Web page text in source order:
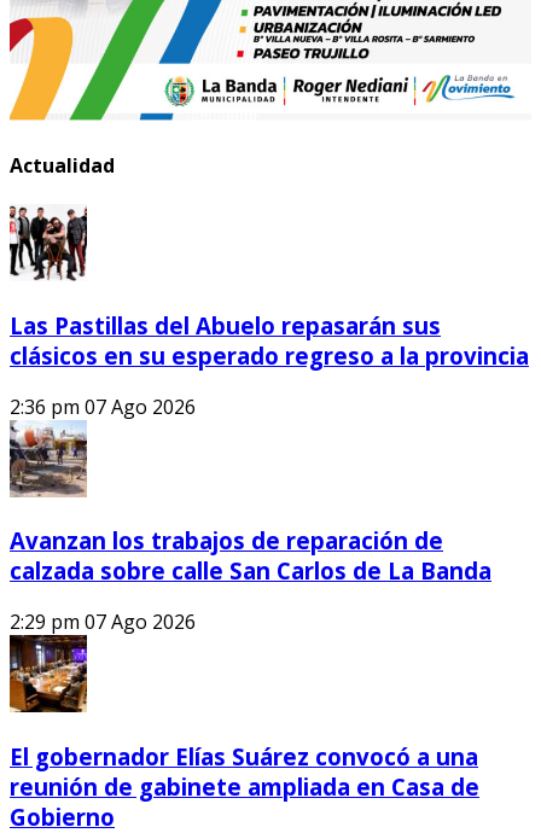
Actualidad
Las Pastillas del Abuelo repasarán sus
clásicos en su esperado regreso a la provincia
2:36 pm 07 Ago 2026
Avanzan los trabajos de reparación de
calzada sobre calle San Carlos de La Banda
2:29 pm 07 Ago 2026
El gobernador Elías Suárez convocó a una
reunión de gabinete ampliada en Casa de
Gobierno